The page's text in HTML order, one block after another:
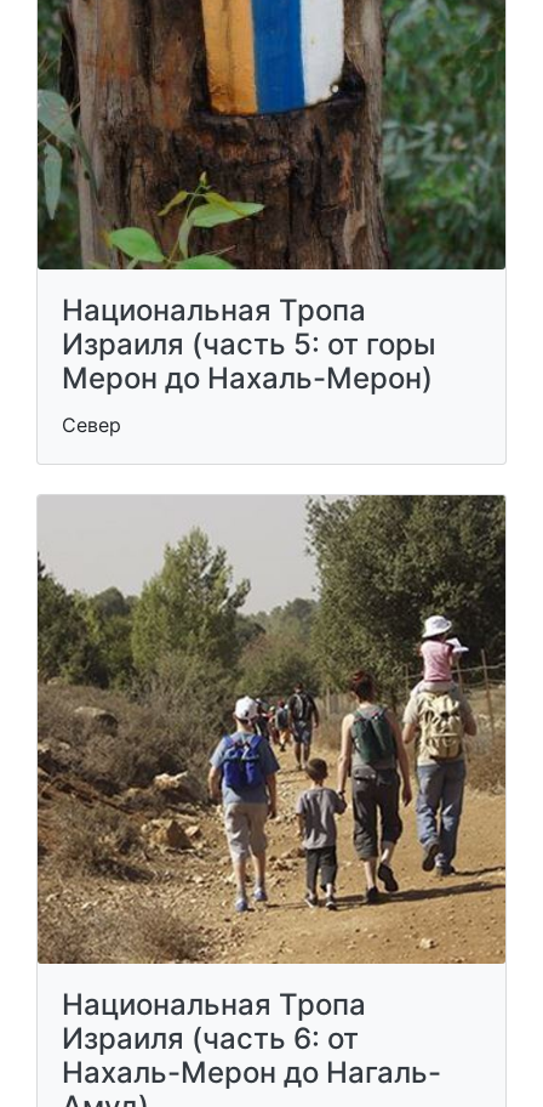
Национальная Тропа
Израиля (часть 5: от горы
Мерон до Нахаль-Мерон)
Север
Национальная Тропа
Израиля (часть 6: от
Нахаль-Мерон до Нагаль-